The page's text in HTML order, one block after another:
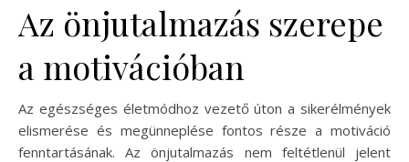
Az önjutalmazás szerepe
a motivációban
Az egészséges életmódhoz vezető úton a sikerélmények
elismerése és megünneplése fontos része a motiváció
fenntartásának. Az önjutalmazás nem feltétlenül jelent